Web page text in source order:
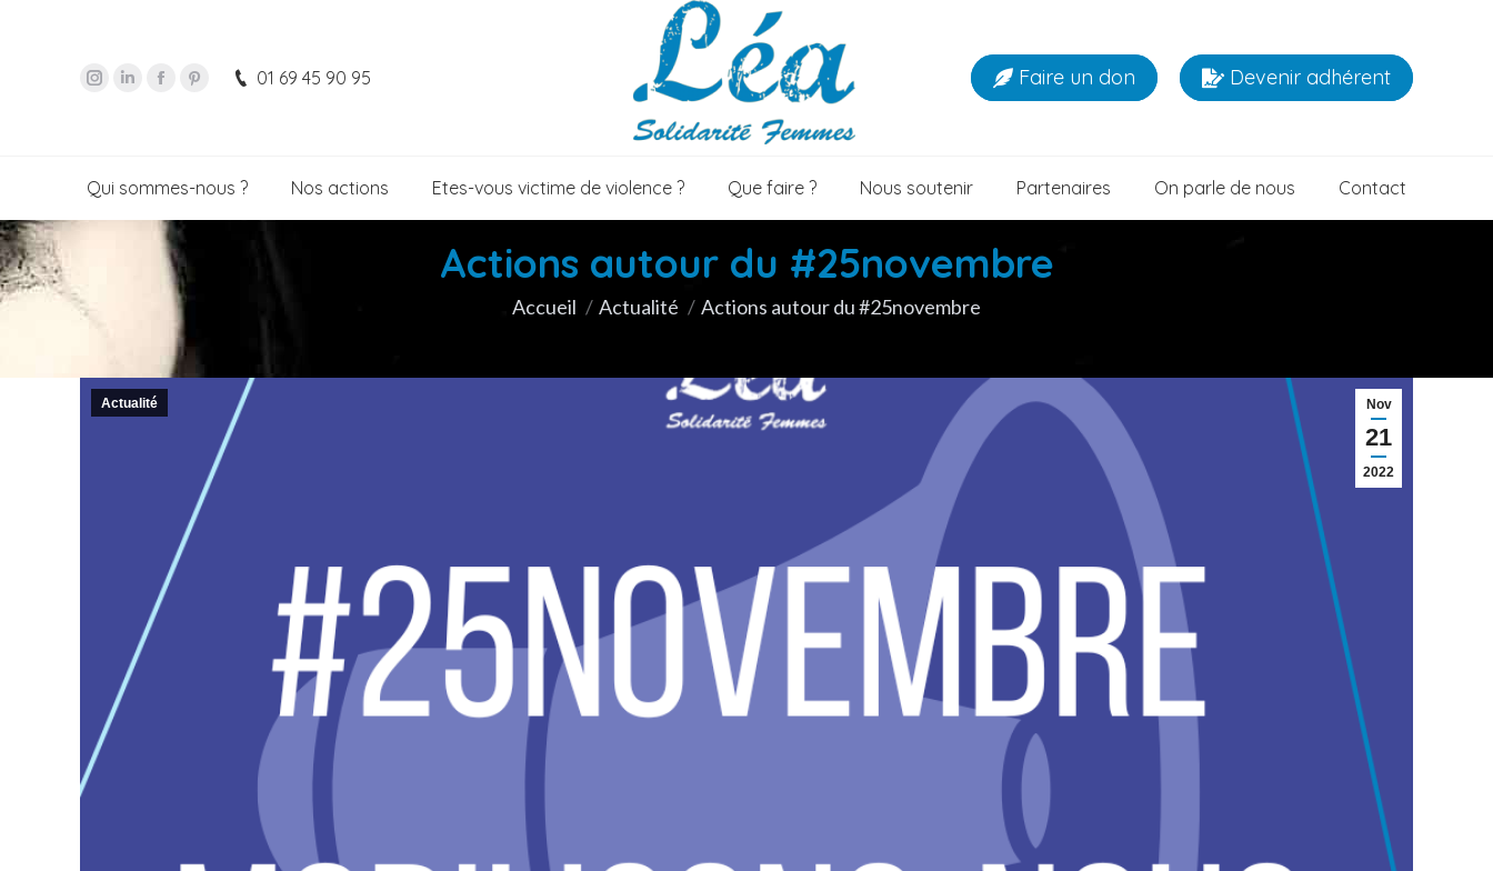
01 69 45 90 95 Faire un don Devenir adhérent
Qui sommes-nous ? Nos actions Etes-vous victime de violence ? Que faire ? Nous soutenir Partenaires On parle de nous Contact
Actions autour du #25novembre
Vous êtes ici :
Accueil Actualité Actions autour du #25novembre
Nov
21
2022
Actualité